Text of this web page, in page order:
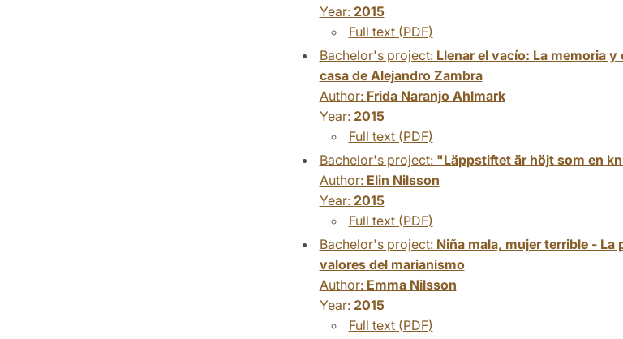
Year: 2015
Full text (PDF)
Bachelor's project: Llenar el vacío: La memoria
casa de Alejandro Zambra
Author: Frida Naranjo Ahlmark
Year: 2015
Full text (PDF)
Bachelor's project: "Läppstiftet är höjt som en
Author: Elin Nilsson
Year: 2015
Full text (PDF)
Bachelor's project: Niña mala, mujer terrible - La
valores del marianismo
Author: Emma Nilsson
Year: 2015
Full text (PDF)